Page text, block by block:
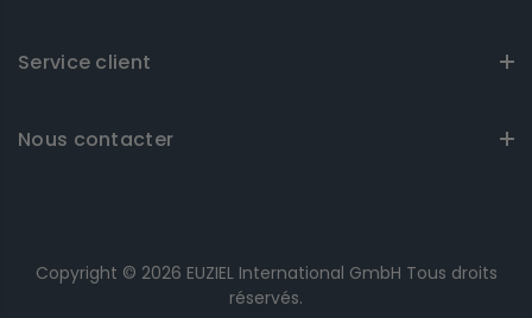
Service client
Nous contacter
Copyright © 2026 EUZIEL International GmbH Tous droits
réservés.